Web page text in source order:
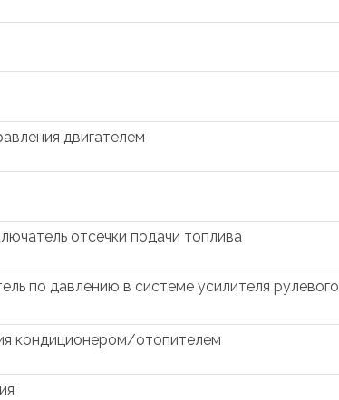
двигателем
отсечки подачи топлива
по давлению в системе усилителя рулевого
кондиционером/отопителем